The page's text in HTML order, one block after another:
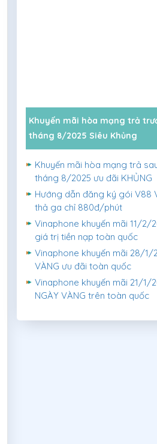
Khuyến mãi hòa mạng trả
tháng 8/2025 Siêu Khủng
Khuyến mãi hòa mạng trả
tháng 8/2025 ưu đãi KHỦNG
Hướng dẫn đăng ký gói V88
thả ga chỉ 880đ/phút
Vinaphone khuyến mãi 11/2/
giá trị tiền nạp toàn quốc
Vinaphone khuyến mãi 28/1/
VÀNG ưu đãi toàn quốc
Vinaphone khuyến mãi 21/1/
NGÀY VÀNG trên toàn quốc